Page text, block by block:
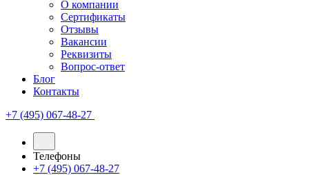
О компании
Сертификаты
Отзывы
Вакансии
Реквизиты
Вопрос-ответ
Блог
Контакты
+7 (495) 067-48-27
Телефоны
+7 (495) 067-48-27